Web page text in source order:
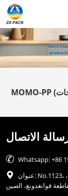
الاتصال
 Whatsapp: +86

عنوان: No.1123، طريق رينمين الشرقي، تشكيل المدينة، مدينة هيشان،
قوانغدونغ، الصين